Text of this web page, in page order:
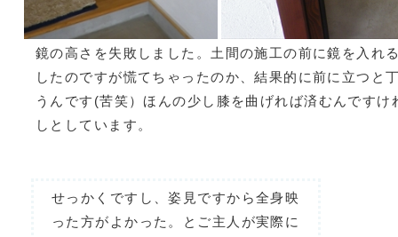
鏡の高さを失敗しました。土間の施工の前に鏡を入れ
したのですが慌てちゃったのか、結果的に前に立つと
うんです(苦笑）ほんの少し膝を曲げれば済むんです
しとしています。
せっかくですし、姿見ですから全身映
った方がよかった。とご主人が実際に